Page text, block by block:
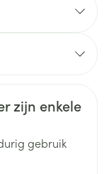
zijn enkele
gebruik